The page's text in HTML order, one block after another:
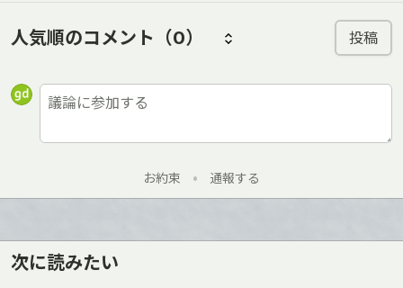
人気順のコメント （0） 投稿
お約束 • 通報する
次に読みたい